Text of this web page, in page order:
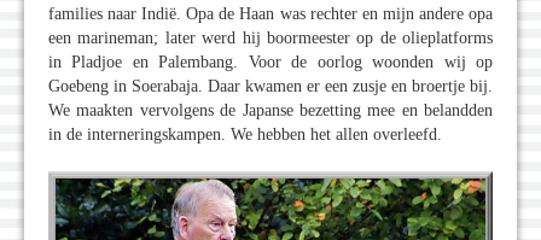
families naar Indië. Opa de Haan was rechter en mijn andere opa
een marineman; later werd hij boormeester op de olieplatforms
in Pladjoe en Palembang. Voor de oorlog woonden wij op
Goebeng in Soerabaja. Daar kwamen er een zusje en broertje bij.
We maakten vervolgens de Japanse bezetting mee en belandden
in de interneringskampen. We hebben het allen overleefd.